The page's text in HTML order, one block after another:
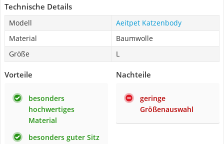
Technische Details
Modell
Aeitpet Katzenbody
Material
Baumwolle
Größe
L
Vorteile
besonders
hochwertiges
Material
besonders guter Sitz
Nachteile
geringe
Größenauswahl